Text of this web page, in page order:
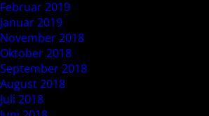
Februar 2019
Januar 2019
November 2018
Oktober 2018
September 2018
August 2018
Juli 2018